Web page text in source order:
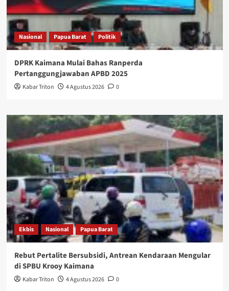
Nasional Papua Barat Politik
DPRK Kaimana Mulai Bahas Ranperda
Pertanggungjawaban APBD 2025
Kabar Triton 4 Agustus 2026 0
Ekbis Nasional Papua Barat
Rebut Pertalite Bersubsidi, Antrean Kendaraan Mengular
di SPBU Krooy Kaimana
Kabar Triton 4 Agustus 2026 0